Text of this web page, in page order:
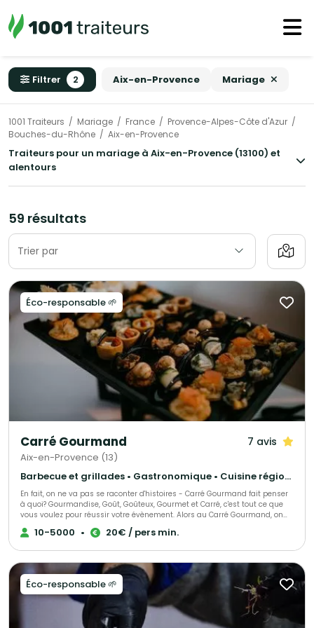
Filtrer 2 Aix-en-Provence Mariage
1001 Traiteurs Mariage France
Provence-Alpes-Côte d'Azur
Bouches-du-Rhône
Aix-en-Provence
Traiteurs pour un mariage à Aix-en-Provence (13100) et
alentours
59 résultats
Trier par
Éco-responsable 🌱
Carré Gourmand 7 avis
Aix-en-Provence (13)
Barbecue et grillades • Gastronomique • Cuisine régionale
En fait, on ne va pas se raconter d'histoires - Carré Gourmand fait penser
à quoi? Gourmandise, Goût, Goûteux, Gourmet et Carré, c'est tout ce que
vous voulez pour réussir votre évènement. Alors au Carré Gourmand, on
peut dire encore beaucoup de choses... Le mieux c'est de goûter. Jérôme
GHIBAUDO
10-5000 • 20€ / pers min.
Éco-responsable 🌱